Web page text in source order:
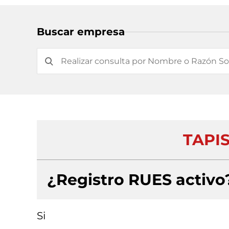
Buscar empresa
¿Registro RUES
Si